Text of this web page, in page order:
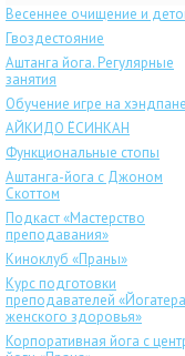
Весеннее очищение и
Гвоздестояние
Аштанга йога. Регулярные
занятия
Обучение игре на хэндпане
АЙКИДО ЁСИНКАН
Функциональные стопы
Аштанга-йога с Джоном
Скоттом
Подкаст «Мастерство
преподавания»
Киноклуб «Праны»
Курс подготовки
преподавателей
женского здоровья»
Корпоративная йога с